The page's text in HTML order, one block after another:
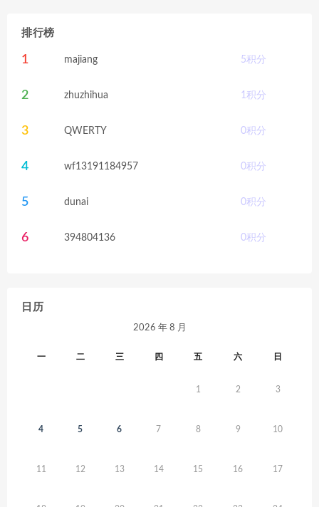
排行榜
1 majiang 5积分
2 zhuzhihua 1积分
3 QWERTY 0积分
4 wf13191184957 0积分
5 dunai 0积分
6 394804136 0积分
日历
2026 年 8 月
一 二 三 四 五 六 日
1 2 3
4 5 6 7 8 9 10
11 12 13 14 15 16 17